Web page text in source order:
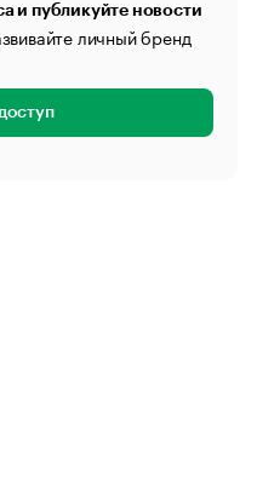
и публикуйте новости
личный бренд